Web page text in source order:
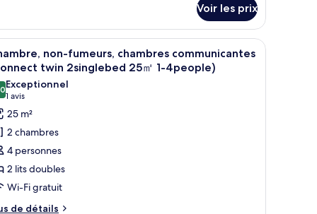
cm
cm
Voir les prix
bureau avec une télévision et une fenêtre avec des rideaux.
:
Chambre, non-fumeurs, chambres
6
non-fumeurs, chambres communicantes
twin 2singlebed 25㎡ 1-4people)
sur 10
Exceptionnel
1 avis
(1 avis)
25 m²
2 chambres
4 personnes
2 lits doubles
Wi-Fi gratuit
de détails